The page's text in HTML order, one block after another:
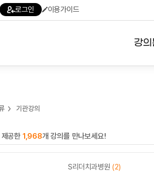
로그인 이용가이드
강
기관강의
공한 1,968개 강의를 만나보세요!
S리더치과병원 (2)